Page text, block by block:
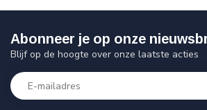
Abonneer je op onze
Blijf op de hoogte over onze laatste acties